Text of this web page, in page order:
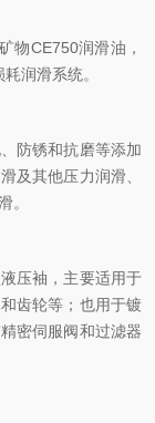
CE750润滑油，
润滑系统。
防锈和抗磨等添加
及其他压力润滑、
。
压袖，主要适用于
齿轮等；也用于镀
密伺服阀和过滤器